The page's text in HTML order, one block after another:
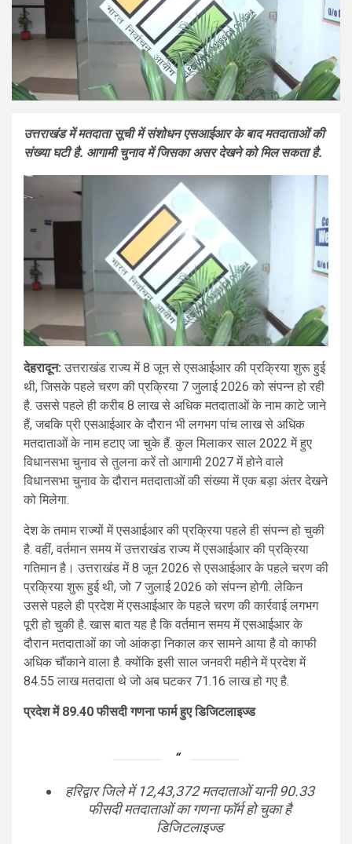
उत्तराखंड में मतदाता सूची में संशोधन एसआईआर के बाद मतदाताओं की
संख्या घटी है. आगामी चुनाव में जिसका असर देखने को मिल सकता है.
देहरादून: उत्तराखंड राज्य में 8 जून से एसआईआर की प्रक्रिया शुरू हुई
थी, जिसके पहले चरण की प्रक्रिया 7 जुलाई 2026 को संपन्न हो रही
है. उससे पहले ही करीब 8 लाख से अधिक मतदाताओं के नाम काटे जाने
हैं, जबकि प्री एसआईआर के दौरान भी लगभग पांच लाख से अधिक
मतदाताओं के नाम हटाए जा चुके हैं. कुल मिलाकर साल 2022 में हुए
विधानसभा चुनाव से तुलना करें तो आगामी 2027 में होने वाले
विधानसभा चुनाव के दौरान मतदाताओं की संख्या में एक बड़ा अंतर देखने
को मिलेगा.
देश के तमाम राज्यों में एसआईआर की प्रक्रिया पहले ही संपन्न हो चुकी
है. वहीं, वर्तमान समय में उत्तराखंड राज्य में एसआईआर की प्रक्रिया
गतिमान है। उत्तराखंड में 8 जून 2026 से एसआईआर के पहले चरण की
प्रक्रिया शुरू हुई थी, जो 7 जुलाई 2026 को संपन्न होगी. लेकिन
उससे पहले ही प्रदेश में एसआईआर के पहले चरण की कार्रवाई लगभग
पूरी हो चुकी है. खास बात यह है कि वर्तमान समय में एसआईआर के
दौरान मतदाताओं का जो आंकड़ा निकाल कर सामने आया है वो काफी
अधिक चौंकाने वाला है. क्योंकि इसी साल जनवरी महीने में प्रदेश में
84.55 लाख मतदाता थे जो अब घटकर 71.16 लाख हो गए है.
प्रदेश में 89.40 फीसदी गणना फार्म हुए डिजिटलाइज्ड
हरिद्वार जिले में 12,43,372 मतदाताओं यानी 90.33
फीसदी मतदाताओं का गणना फॉर्म हो चुका है
डिजिटलाइज्ड